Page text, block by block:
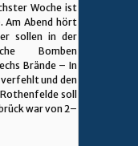
Woche ist
Am Abend hört
sollen in der
Bomben
Brände – In
und den
soll
war von 2–